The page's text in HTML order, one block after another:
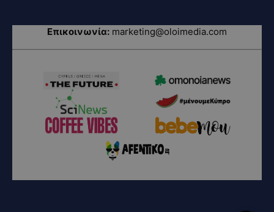
Επικοινωνία: marketing@oloimedia.com